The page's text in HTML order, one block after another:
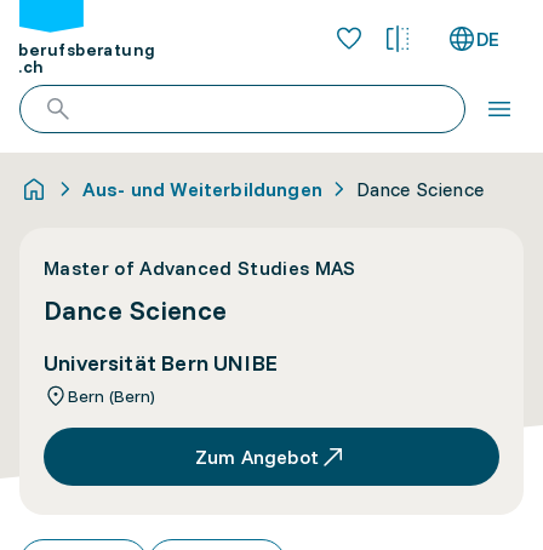
berufsberatung
.ch
DE
Aus- und Weiterbildungen Dance Science
Master of Advanced Studies MAS
Dance Science
Universität Bern UNIBE
Bern (Bern)
Zum Angebot